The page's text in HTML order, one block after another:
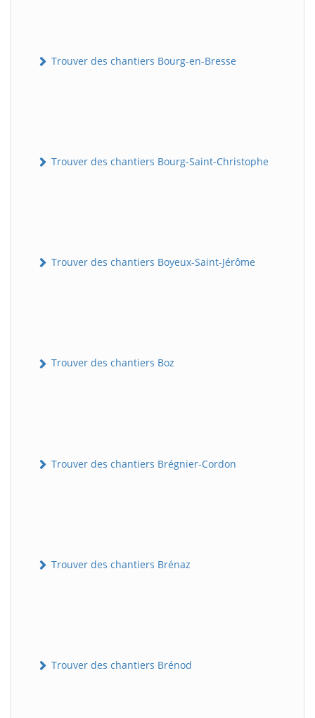
Trouver des chantiers Bourg-en-Bresse
Trouver des chantiers Bourg-Saint-Christophe
Trouver des chantiers Boyeux-Saint-Jérôme
Trouver des chantiers Boz
Trouver des chantiers Brégnier-Cordon
Trouver des chantiers Brénaz
Trouver des chantiers Brénod